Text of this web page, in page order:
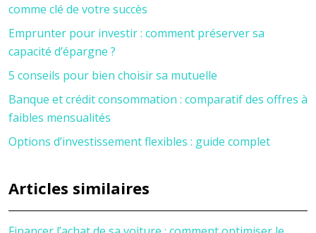
comme clé de votre succès
Emprunter pour investir : comment préserver sa
capacité d’épargne ?
5 conseils pour bien choisir sa mutuelle
Banque et crédit consommation : comparatif des offres à
faibles mensualités
Options d’investissement flexibles : guide complet
Articles similaires